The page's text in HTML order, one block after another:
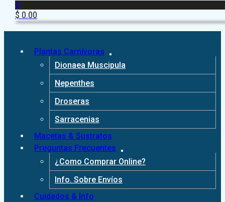
0
$ 0.00
Plantas Carnívoras
Dionaea Muscipula
Nepenthes
Droseras
Sarracenias
Macetas & Sustratos
Preguntas Frecuentes
¿Como Comprar Online?
Info. Sobre Envíos
Cuidados & Info